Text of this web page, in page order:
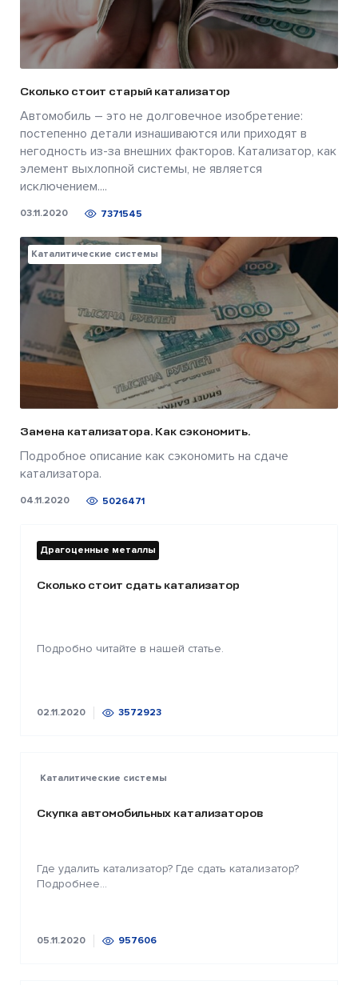
Сколько стоит старый катализатор
Автомобиль – это не долговечное изобретение:
постепенно детали изнашиваются или приходят в
негодность из-за внешних факторов. Катализатор, как
элемент выхлопной системы, не является
исключением....
03.11.2020 7371545
Каталитические системы
Замена катализатора. Как сэкономить.
Подробное описание как сэкономить на сдаче
катализатора.
04.11.2020 5026471
Драгоценные металлы
Сколько стоит сдать катализатор
Подробно читайте в нашей статье.
02.11.2020 3572923
Каталитические системы
Скупка автомобильных катализаторов
Где удалить катализатор? Где сдать катализатор?
Подробнее...
05.11.2020 957606